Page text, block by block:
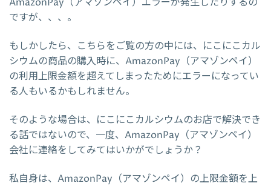
ですが、、、。
もしかしたら、こちらをご覧の方の中には、にこにこカル
シウムの商品の購入時に、AmazonPay（アマゾンペイ）
の利用上限金額を超えてしまったためにエラーになってい
る人もいるかもしれません。
そのような場合は、にこにこカルシウムのお店で解決でき
る話ではないので、一度、AmazonPay（アマゾンペイ）
会社に連絡をしてみてはいかがでしょうか？
私自身は、AmazonPay（アマゾンペイ）の上限金額を上